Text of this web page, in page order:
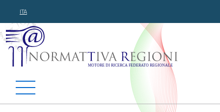
ITA
Normattiva Regioni -